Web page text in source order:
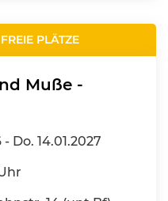
FREIE PLÄTZE
Muße -
- Do. 14.01.2027